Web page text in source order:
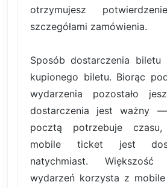
otrzymujesz
szczegółami zamówienia.
Sposób dostarczenia
kupionego biletu. Biorąc
wydarzenia pozostało
dostarczenia jest ważny
pocztą potrzebuje
mobile ticket jest
natychmiast. Większość
wydarzeń korzysta z